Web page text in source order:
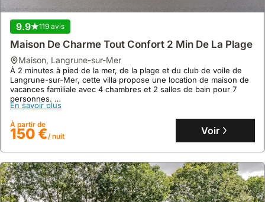
9.9 119 avis
Maison De Charme Tout Confort 2 Min De La Plage
maison, Langrune-sur-Mer
À 2 minutes à pied de la mer, de la plage et du club de voile de
Langrune-sur-Mer, cette villa propose une location de maison de
vacances familiale avec 4 chambres et 2 salles de bain pour 7
personnes.
Profitez d'une connexion internet fibre optique, d'un espace de
travail avec vue sur jardin, d'une terrasse exposée sud, d'un
jardin clos, d'un babyfoot et de 4 vélos gratuits pour explorer la
côte.
En savoir plus
À partir de
150 €/ nuit Voir